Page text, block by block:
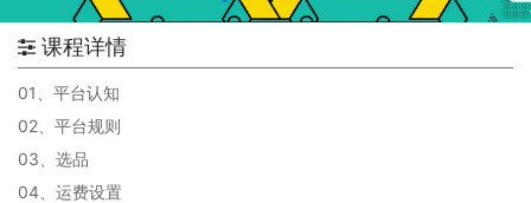
课程详情
01、平台认知
02、平台规则
03、选品
04、运费设置